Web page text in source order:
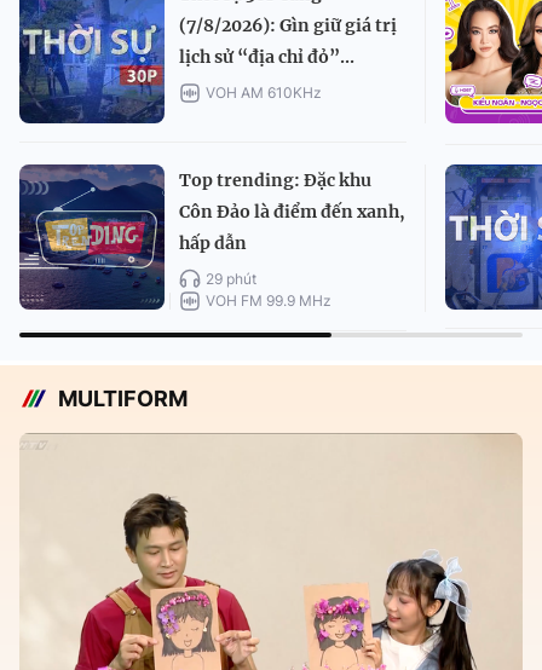
(7/8/2026): Gìn giữ giá trị
lịch sử “địa chỉ đỏ”...
VOH AM 610KHz
Top trending: Đặc khu
Côn Đảo là điểm đến xanh,
hấp dẫn
29 phút
VOH FM 99.9 MHz
MULTIFORM